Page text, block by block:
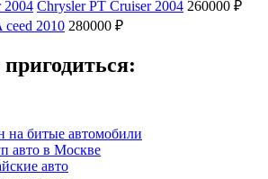
Chrysler PT Cruiser 2004 260000 ₽
2010 280000 ₽
на битые автомобили
авто в Москве
авто